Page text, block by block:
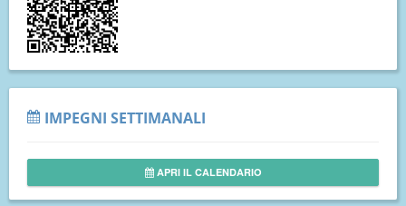
IMPEGNI SETTIMANALI
APRI IL CALENDARIO